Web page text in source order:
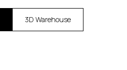
3D Warehouse